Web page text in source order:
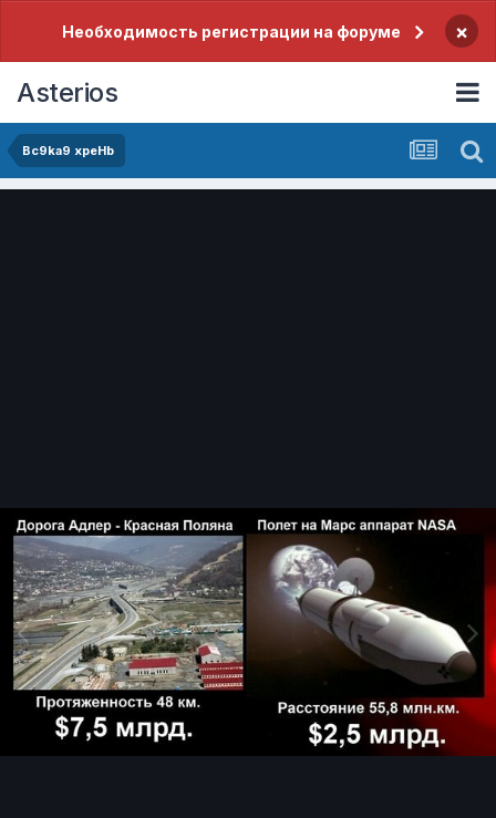
Необходимость регистрации на форуме ×
Asterios
Bc9ka9 xpeHb